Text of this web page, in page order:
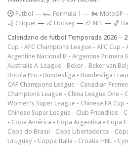
Fútbol — 🏎️ Formula 1 — 🏍 MotoGP
🏏 Críquet — 🏑 Hockey — 🏈 NFL — 🏀
Calendario de fútbol Temporada 2026 –
Cup - AFC Champions League - AFC Cup -
Argentine Nacional B - Argentine Primera B
Australia A-League - Beker - Beker van
Botola Pro - Bundesliga - Bundesliga
CAF Champions League - Canadian
Champions League - China League One -
Women's Super League - Chinese FA Cup -
Chinese Super League - Club Friendlies -
- Copa América - Copa Argentina - Copa
Copa do Brasil - Copa Libertadores -
Uruguay - Coppa Italia - Croatia HNL -